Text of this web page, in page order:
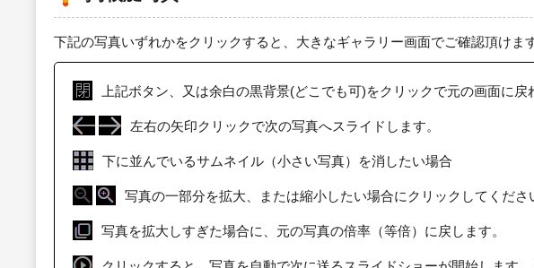
下記の写真いずれかをクリックすると、大きなギャラリー画面でご確認頂け
上記ボタン、又は余白の黒背景(どこでも可)をクリックで元の画面に戻
左右の矢印クリックで次の写真へスライドします。
下に並んでいるサムネイル（小さい写真）を消したい場合
写真の一部分を拡大、または縮小したい場合にクリックしてくださ
写真を拡大しすぎた場合に、元の写真の倍率（等倍）に戻します。